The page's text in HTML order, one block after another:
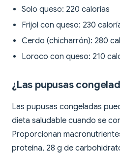
Solo queso: 220 calorías
Frijol con queso: 230
Cerdo (chicharrón): 280
Loroco con queso: 210
¿Las pupusas
Las pupusas congeladas
dieta saludable cuando se
Proporcionan
proteína, 28 g de